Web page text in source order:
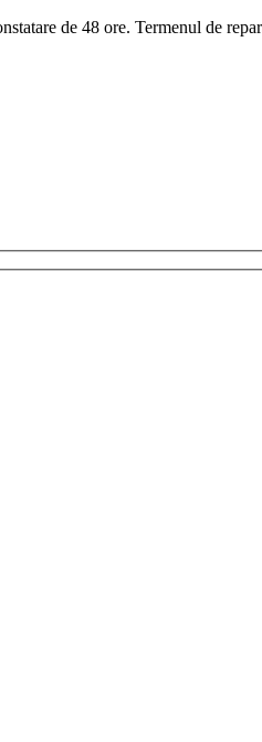
de 48 ore. Termenul de